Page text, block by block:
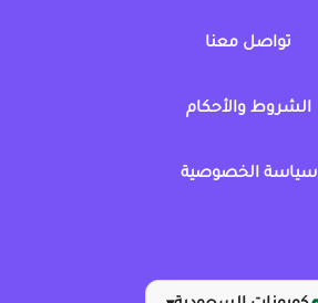
تواصل معنا
الشروط والأحكام
سياسة الخصوصية